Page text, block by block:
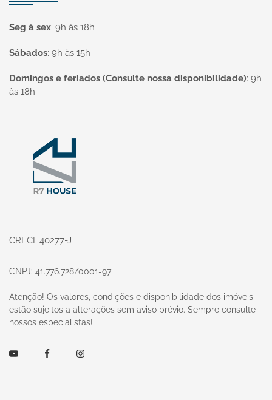
Seg à sex: 9h às 18h
Sábados: 9h às 15h
Domingos e feriados (Consulte nossa disponibilidade): 9h
às 18h
CRECI: 40277-J
CNPJ: 41.776.728/0001-97
Atenção! Os valores, condições e disponibilidade dos imóveis
estão sujeitos a alterações sem aviso prévio. Sempre consulte
nossos especialistas!
Youtube FacebookInstagram